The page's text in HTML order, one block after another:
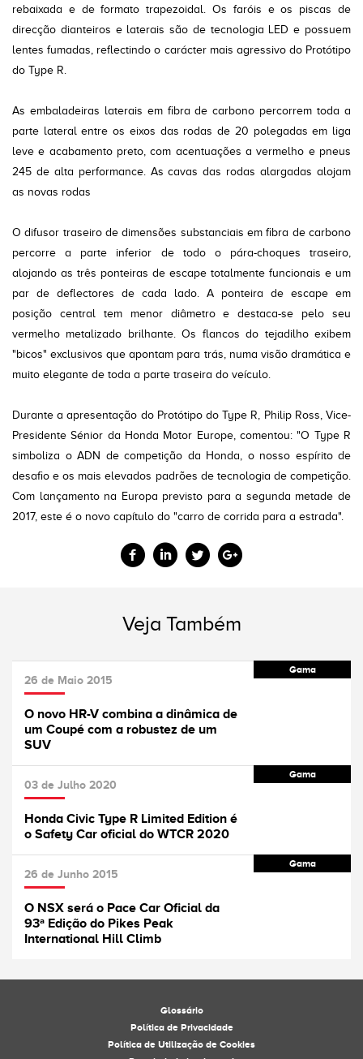
rebaixada e de formato trapezoidal. Os faróis e os piscas de
direcção dianteiros e laterais são de tecnologia LED e possuem
lentes fumadas, reflectindo o carácter mais agressivo do Protótipo
do Type R.
As embaladeiras laterais em fibra de carbono percorrem toda a
parte lateral entre os eixos das rodas de 20 polegadas em liga
leve e acabamento preto, com acentuações a vermelho e pneus
245 de alta performance. As cavas das rodas alargadas alojam
as novas rodas
O difusor traseiro de dimensões substanciais em fibra de carbono
percorre a parte inferior de todo o pára-choques traseiro,
alojando as três ponteiras de escape totalmente funcionais e um
par de deflectores de cada lado. A ponteira de escape em
posição central tem menor diâmetro e destaca-se pelo seu
vermelho metalizado brilhante. Os flancos do tejadilho exibem
"bicos" exclusivos que apontam para trás, numa visão dramática e
muito elegante de toda a parte traseira do veículo.
Durante a apresentação do Protótipo do Type R, Philip Ross, Vice-
Presidente Sénior da Honda Motor Europe, comentou: "O Type R
simboliza o ADN de competição da Honda, o nosso espírito de
desafio e os mais elevados padrões de tecnologia de competição.
Com lançamento na Europa previsto para a segunda metade de
2017, este é o novo capítulo do "carro de corrida para a estrada".
Veja Também
26 de Maio 2015
O novo HR-V combina a dinâmica de
um Coupé com a robustez de um
SUV
Gama
03 de Julho 2020
Honda Civic Type R Limited Edition é
o Safety Car oficial do WTCR 2020
Gama
26 de Junho 2015
O NSX será o Pace Car Oficial da
93ª Edição do Pikes Peak
International Hill Climb
Gama
Glossário
Política de Privacidade
Política de Utilização de Cookies